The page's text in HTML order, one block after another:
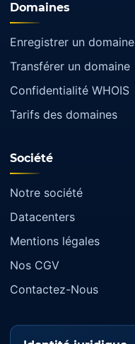
Domaines
Enregistrer un domaine
Transférer un domaine
Confidentialité WHOIS
Tarifs des domaines
Société
Notre société
Datacenters
Mentions légales
Nos CGV
Contactez-Nous